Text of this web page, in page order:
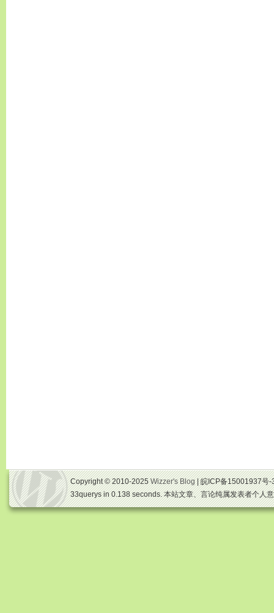
Copyright © 2010-2025Wizzer's Blog| 皖ICP备15001937号
33querys in 0.138 seconds. 本站文章、言论纯属发表者个人